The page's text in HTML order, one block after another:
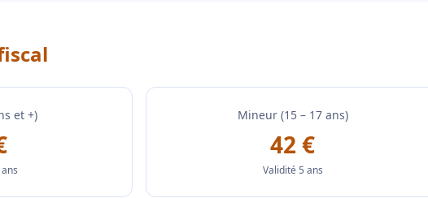
et +) Mineur (15 – 17 ans)
42 €
Validité 5 ans